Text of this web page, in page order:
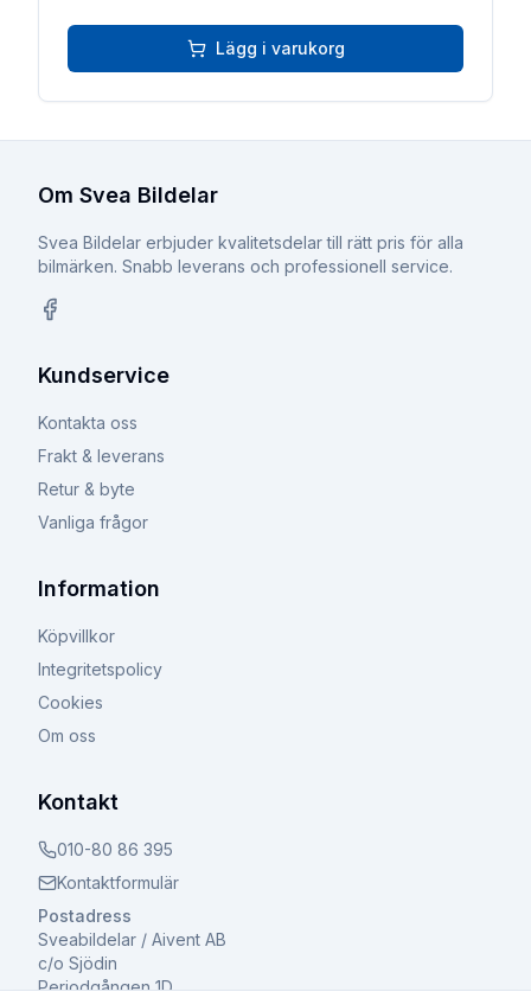
Lägg i varukorg
Om Svea Bildelar
Svea Bildelar erbjuder kvalitetsdelar till rätt pris för alla
bilmärken. Snabb leverans och professionell service.
Kundservice
Kontakta oss
Frakt & leverans
Retur & byte
Vanliga frågor
Information
Köpvillkor
Integritetspolicy
Cookies
Om oss
Kontakt
010-80 86 395
Kontaktformulär
Postadress
Sveabildelar / Aivent AB
c/o Sjödin
Periodgången 1D